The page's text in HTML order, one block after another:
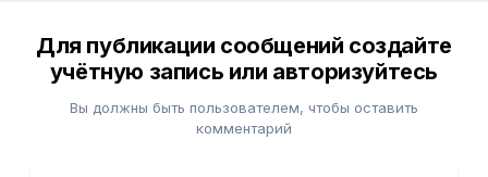
Для публикации сообщений создайте
учётную запись или авторизуйтесь
Вы должны быть пользователем, чтобы оставить
комментарий